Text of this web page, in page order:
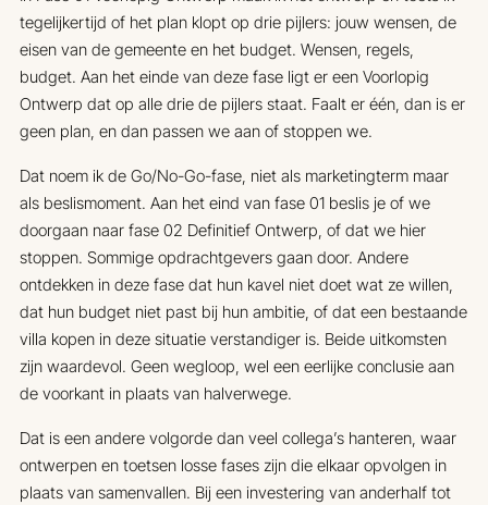
tegelijkertijd of het plan klopt op drie pijlers: jouw wensen, de
eisen van de gemeente en het budget. Wensen, regels,
budget. Aan het einde van deze fase ligt er een Voorlopig
Ontwerp dat op alle drie de pijlers staat. Faalt er één, dan is er
geen plan, en dan passen we aan of stoppen we.
Dat noem ik de Go/No-Go-fase, niet als marketingterm maar
als beslismoment. Aan het eind van fase 01 beslis je of we
doorgaan naar fase 02 Definitief Ontwerp, of dat we hier
stoppen. Sommige opdrachtgevers gaan door. Andere
ontdekken in deze fase dat hun kavel niet doet wat ze willen,
dat hun budget niet past bij hun ambitie, of dat een bestaande
villa kopen in deze situatie verstandiger is. Beide uitkomsten
zijn waardevol. Geen wegloop, wel een eerlijke conclusie aan
de voorkant in plaats van halverwege.
Dat is een andere volgorde dan veel collega’s hanteren, waar
ontwerpen en toetsen losse fases zijn die elkaar opvolgen in
plaats van samenvallen. Bij een investering van anderhalf tot